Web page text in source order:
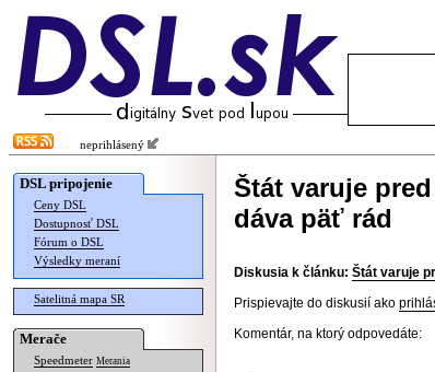
neprihlásený
DSL pripojenie
Ceny DSL
Dostupnosť DSL
Fórum o DSL
Výsledky meraní
Satelitná mapa SR
Merače
Speedmeter Merania
Štát varuje
dáva päť rád
Diskusia k článku: Štát varuje
Prispievajte do diskusií ako
Komentár, na ktorý odpovedáte: